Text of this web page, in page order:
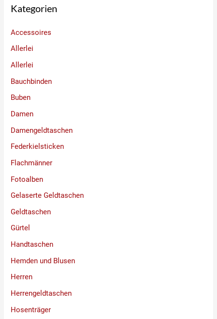
Kategorien
Accessoires
Allerlei
Allerlei
Bauchbinden
Buben
Damen
Damengeldtaschen
Federkielsticken
Flachmänner
Fotoalben
Gelaserte Geldtaschen
Geldtaschen
Gürtel
Handtaschen
Hemden und Blusen
Herren
Herrengeldtaschen
Hosenträger